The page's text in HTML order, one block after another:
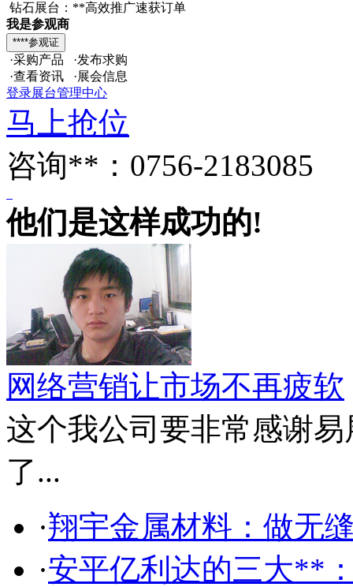
钻石展台：**高效推广速获订单
我是参观商
·采购产品 ·发布求购
·查看资讯 ·展会信息
登录展台管理中心
马上抢位
咨询**：0756-2183085
他们是这样成功的!
网络营销让市场不再疲软
这个我公司要非常感谢
了...
·翔宇金属材料：做无
·安平亿利达的三大**